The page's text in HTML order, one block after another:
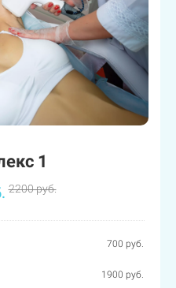
1
2200 руб.
700 руб.
1900 руб.